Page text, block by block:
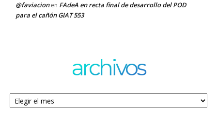
@faviacionen FAdeA en recta final de desarrollo del POD
para el cañón GIAT 553
archivos
Archivos